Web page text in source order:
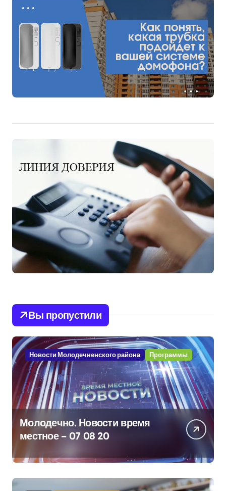
Вы пропустили
Новости Молодечненского района Программы
Молодечно. Новости время
местное – 07 08 20